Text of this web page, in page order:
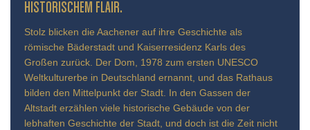
TORISCHEM FLAIR.
Stolz blicken die Aachener auf ihre Geschichte als
römische Bäderstadt und Kaiserresidenz Karls des
Großen zurück. Der Dom, 1978 zum ersten UNESCO
Weltkulturerbe in Deutschland ernannt, und das Rathaus
bilden den Mittelpunkt der Stadt. In den Gassen der
Altstadt erzählen viele historische Gebäude von der
lebhaften Geschichte der Stadt, und doch ist die Zeit nicht